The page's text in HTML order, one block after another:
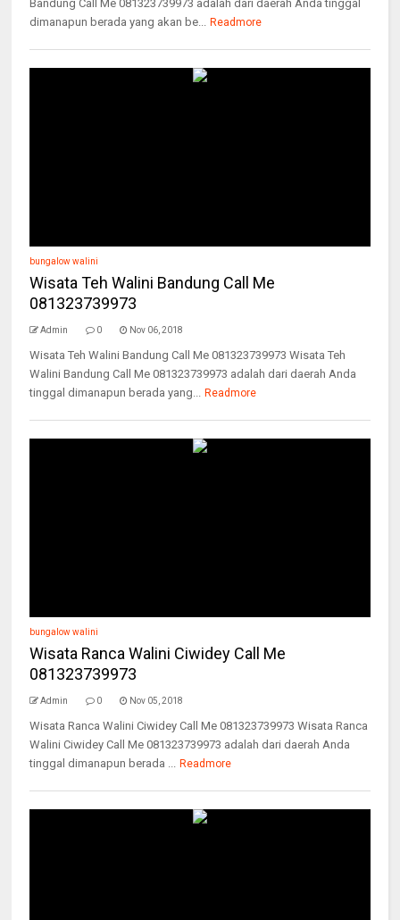
Bandung Call Me 081323739973 adalah dari daerah Anda tinggal
dimanapun berada yang akan be... Readmore
bungalow walini
Wisata Teh Walini Bandung Call Me
081323739973
Admin 0 Nov 06, 2018
Wisata Teh Walini Bandung Call Me 081323739973 Wisata Teh
Walini Bandung Call Me 081323739973 adalah dari daerah Anda
tinggal dimanapun berada yang... Readmore
bungalow walini
Wisata Ranca Walini Ciwidey Call Me
081323739973
Admin 0 Nov 05, 2018
Wisata Ranca Walini Ciwidey Call Me 081323739973 Wisata Ranca
Walini Ciwidey Call Me 081323739973 adalah dari daerah Anda
tinggal dimanapun berada ... Readmore